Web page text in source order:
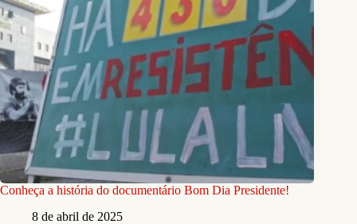
Conheça a história do documentário Bom Dia Presidente!
8 de abril de 2025